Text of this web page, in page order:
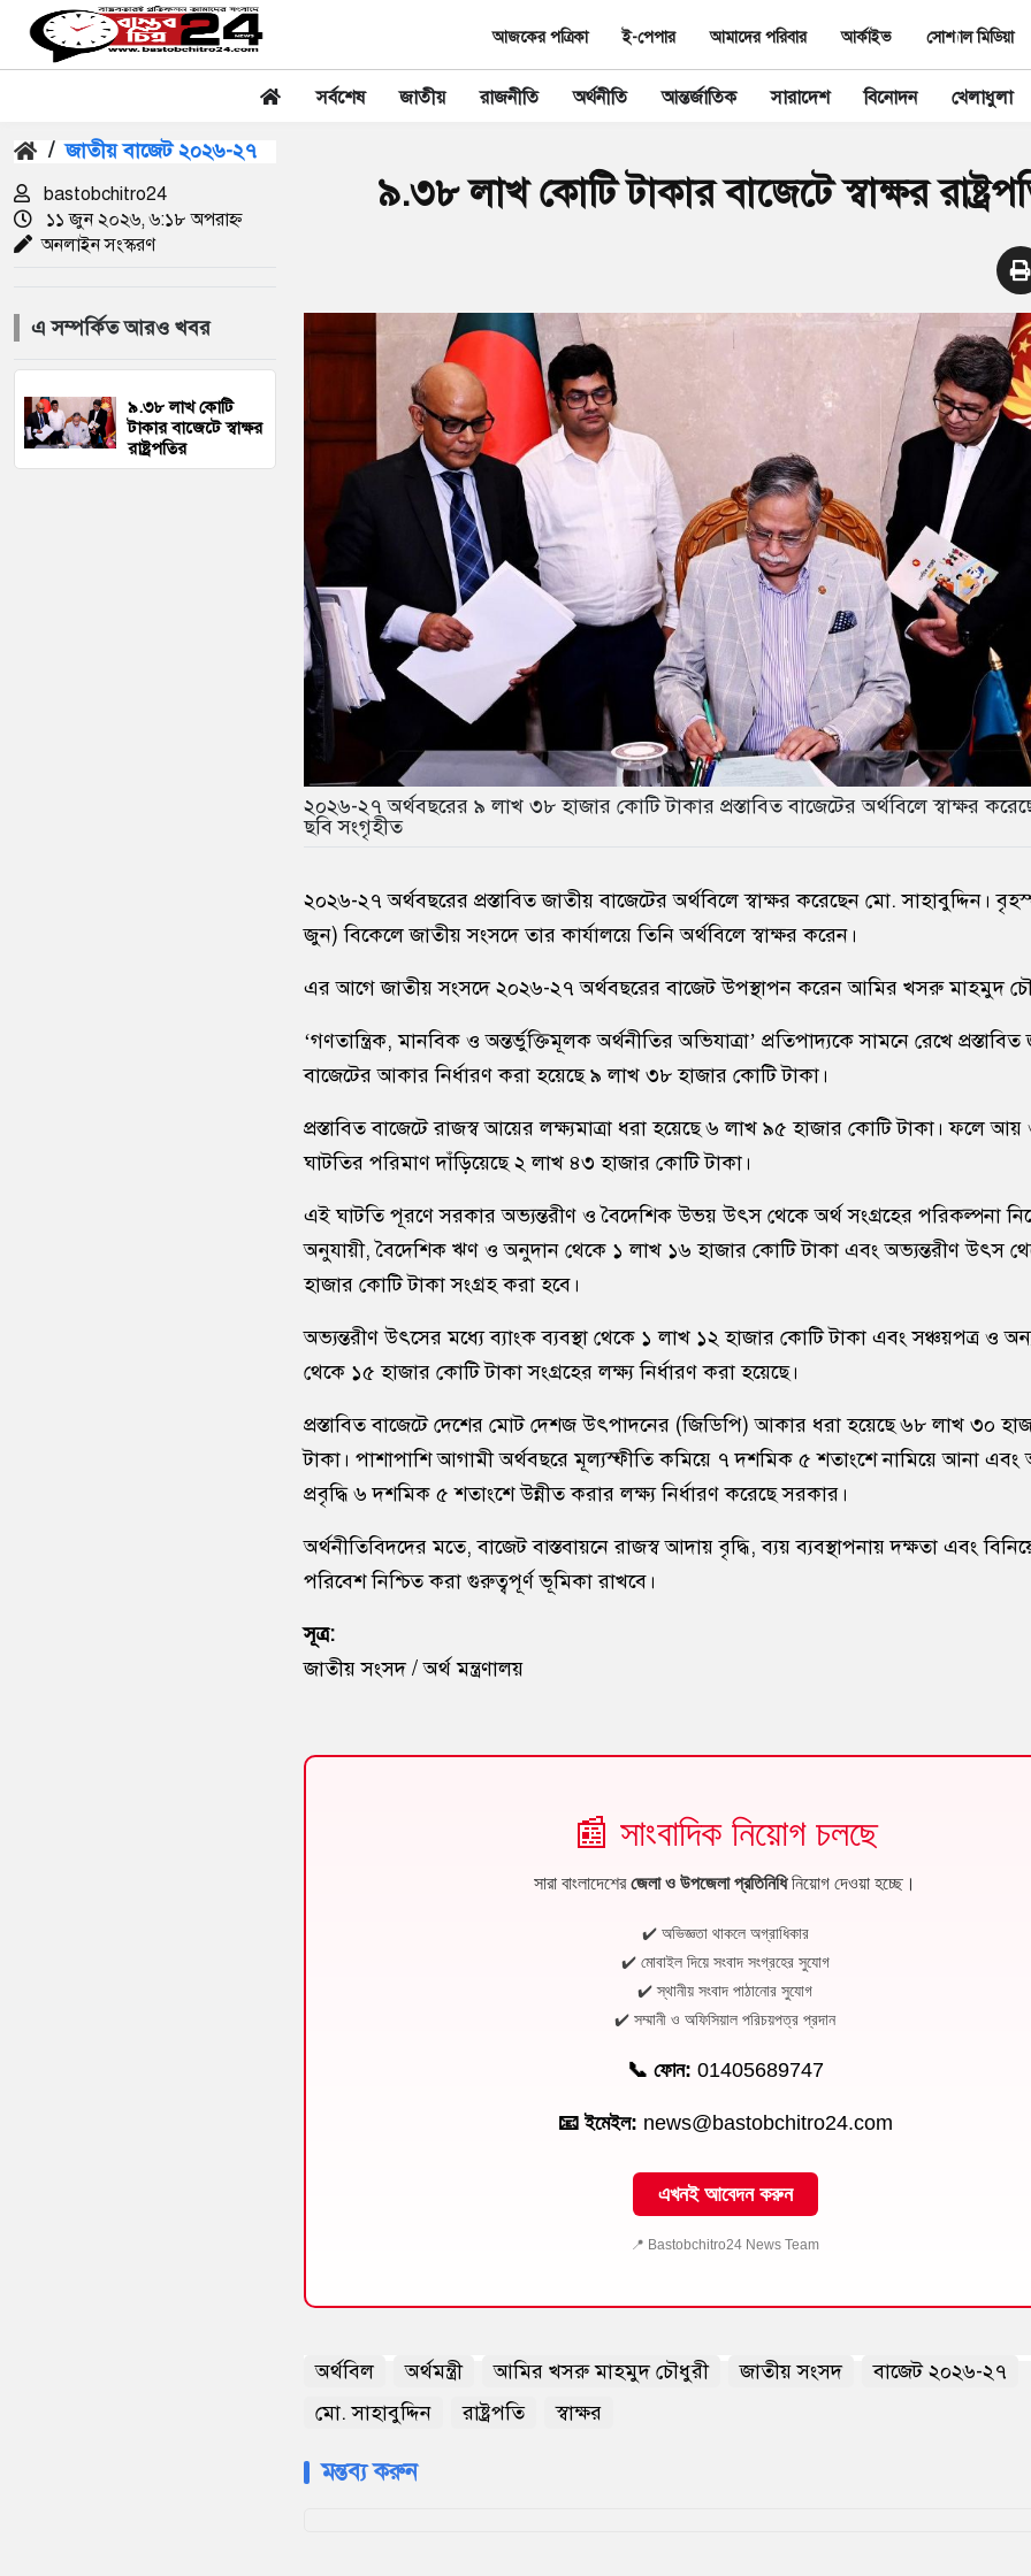
আজকের পত্রিকা ই-পেপার আমাদের পরিবার আর্কাইভ সোশ্যাল মিডিয়া
সর্বশেষ জাতীয় রাজনীতি অর্থনীতি আন্তর্জাতিক সারাদেশ বিনোদন খেলাধুলা
/ জাতীয় বাজেট ২০২৬-২৭
bastobchitro24
১১ জুন ২০২৬, ৬:১৮ অপরাহ্ন
অনলাইন সংস্করণ
এ সম্পর্কিত আরও খবর
৯.৩৮ লাখ কোটি
টাকার বাজেটে স্বাক্ষর
রাষ্ট্রপতির
৯.৩৮ লাখ কোটি টাকার বাজেটে স্বাক্ষর
২০২৬-২৭ অর্থবছরের ৯ লাখ ৩৮ হাজার কোটি টাকার প্রস্তাবিত বাজেটের অর্থবিলে স্বাক্ষর
ছবি সংগৃহীত
২০২৬-২৭ অর্থবছরের প্রস্তাবিত জাতীয় বাজেটের অর্থবিলে স্বাক্ষর করেছেন মো. সাহাবুদ্দিন।
জুন) বিকেলে জাতীয় সংসদে তার কার্যালয়ে তিনি অর্থবিলে স্বাক্ষর করেন।
এর আগে জাতীয় সংসদে ২০২৬-২৭ অর্থবছরের বাজেট উপস্থাপন করেনআমির খসরু মাহমুদ
‘গণতান্ত্রিক, মানবিক ও অন্তর্ভুক্তিমূলক অর্থনীতির অভিযাত্রা’ প্রতিপাদ্যকে সামনে রেখে
বাজেটের আকার নির্ধারণ করা হয়েছে ৯ লাখ ৩৮ হাজার কোটি টাকা।
প্রস্তাবিত বাজেটে রাজস্ব আয়ের লক্ষ্যমাত্রা ধরা হয়েছে ৬ লাখ ৯৫ হাজার কোটি টাকা। ফলে আয়
ঘাটতির পরিমাণ দাঁড়িয়েছে ২ লাখ ৪৩ হাজার কোটি টাকা।
এই ঘাটতি পূরণে সরকার অভ্যন্তরীণ ও বৈদেশিক উভয় উৎস থেকে অর্থ সংগ্রহের পরিকল্পনা
অনুযায়ী, বৈদেশিক ঋণ ও অনুদান থেকে ১ লাখ ১৬ হাজার কোটি টাকা এবং অভ্যন্তরীণ উৎস
হাজার কোটি টাকা সংগ্রহ করা হবে।
অভ্যন্তরীণ উৎসের মধ্যে ব্যাংক ব্যবস্থা থেকে ১ লাখ ১২ হাজার কোটি টাকা এবং সঞ্চয়পত্র ও
থেকে ১৫ হাজার কোটি টাকা সংগ্রহের লক্ষ্য নির্ধারণ করা হয়েছে।
প্রস্তাবিত বাজেটে দেশের মোট দেশজ উৎপাদনের (জিডিপি) আকার ধরা হয়েছে ৬৮ লাখ ৩০
টাকা। পাশাপাশি আগামী অর্থবছরে মূল্যস্ফীতি কমিয়ে ৭ দশমিক ৫ শতাংশে নামিয়ে আনা এবং
প্রবৃদ্ধি ৬ দশমিক ৫ শতাংশে উন্নীত করার লক্ষ্য নির্ধারণ করেছে সরকার।
অর্থনীতিবিদদের মতে, বাজেট বাস্তবায়নে রাজস্ব আদায় বৃদ্ধি, ব্যয় ব্যবস্থাপনায় দক্ষতা এবং
পরিবেশ নিশ্চিত করা গুরুত্বপূর্ণ ভূমিকা রাখবে।
সূত্র:
জাতীয় সংসদ / অর্থ মন্ত্রণালয়
📰 সাংবাদিক নিয়োগ চলছে
সারা বাংলাদেশেরজেলা ও উপজেলা প্রতিনিধিনিয়োগ দেওয়া হচ্ছে।
✔️ অভিজ্ঞতা থাকলে অগ্রাধিকার
✔️ মোবাইল দিয়ে সংবাদ সংগ্রহের সুযোগ
✔️ স্থানীয় সংবাদ পাঠানোর সুযোগ
✔️ সম্মানী ও অফিসিয়াল পরিচয়পত্র প্রদান
📞 ফোন: 01405689747
📧 ইমেইল: news@bastobchitro24.com
এখনই আবেদন করুন
📍 Bastobchitro24 News Team
অর্থবিল অর্থমন্ত্রী আমির খসরু মাহমুদ চৌধুরী জাতীয় সংসদ
বাজেট ২০২৬-২৭
মো. সাহাবুদ্দিন
রাষ্ট্রপতি স্বাক্ষর
মন্তব্য করুন